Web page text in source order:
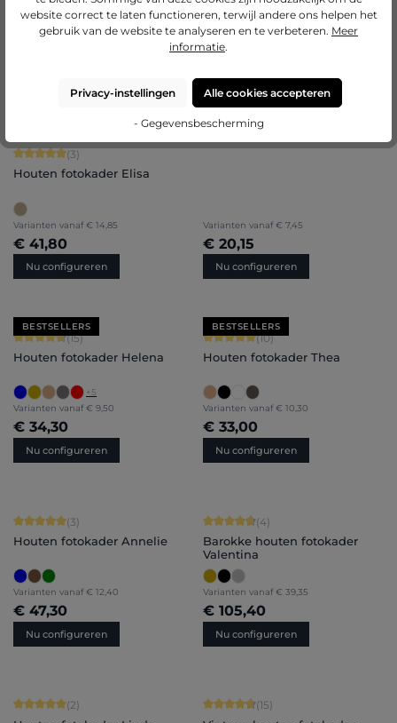
Gemiddelde score van 5 op 5 sterren
(3)
Houten fotokader Elisa
Varianten vanaf € 14,85
€ 41,80
Nu configureren
Varianten vanaf € 7,45
€ 20,15
Nu configureren
BESTSELLERS
Gemiddelde score van 4.8 op 5 sterren
(15)
Houten fotokader Helena
+5
Varianten vanaf € 9,50
€ 34,30
Nu configureren
BESTSELLERS
Gemiddelde score van 5 op 5 sterren
(10)
Houten fotokader Thea
Varianten vanaf € 10,30
€ 33,00
Nu configureren
Gemiddelde score van 5 op 5 sterren
(3)
Houten fotokader Annelie
Varianten vanaf € 12,40
€ 47,30
Nu configureren
Gemiddelde score van 4.75 op 5
(4)
Barokke houten fotokader
Valentina
Varianten vanaf € 39,35
€ 105,40
Nu configureren
Gemiddelde score van 5 op 5 sterren
(2)
Gemiddelde score van 4.87 op 5
(15)
website correct te laten functioneren, terwijl andere ons helpen het
gebruik van de website te analyseren en te verbeteren. Meer
informatie.
Privacy-instellingen Alle cookies accepteren
- Gegevensbescherming